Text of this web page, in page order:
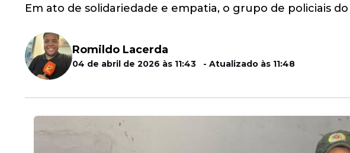
Em ato de solidariedade e empatia, o grupo de policiais
Romildo Lacerda
04 de abril de 2026 às 11:43 - Atualizado às 11:48